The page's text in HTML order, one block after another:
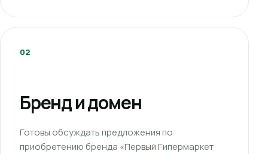
02
Бренд и домен
Готовы обсуждать предложения по
приобретению бренда «Первый Гипермаркет